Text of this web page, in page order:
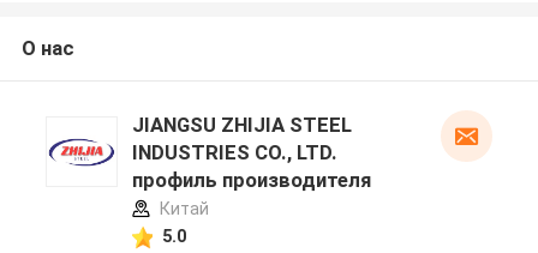
О нас
JIANGSU ZHIJIA STEEL
INDUSTRIES CO., LTD.
профиль производителя
Китай
5.0